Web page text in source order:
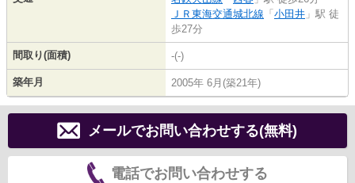
ＪＲ東海交通城北線 「 小田井 」駅 徒
歩27分
間取り(面積) -(-)
築年月 2005年 6月(築21年)
メールでお問い合わせする(無料)
電話でお問い合わせする